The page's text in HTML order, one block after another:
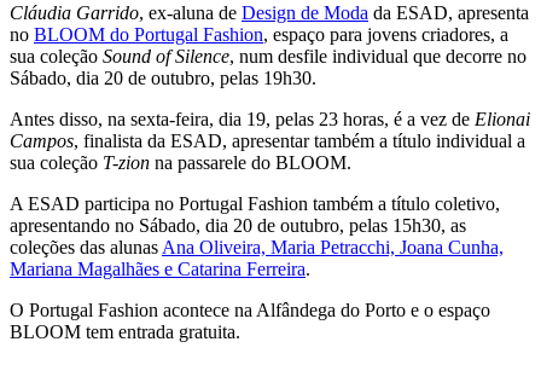
Cláudia Garrido, ex-aluna de Design de Moda da ESAD, apresenta
no BLOOM do Portugal Fashion, espaço para jovens criadores, a
sua coleção Sound of Silence, num desfile individual que decorre no
Sábado, dia 20 de outubro, pelas 19h30.
Antes disso, na sexta-feira, dia 19, pelas 23 horas, é a vez de Elionai
Campos, finalista da ESAD, apresentar também a título individual a
sua coleção T-zion na passarele do BLOOM.
A ESAD participa no Portugal Fashion também a título coletivo,
apresentando no Sábado, dia 20 de outubro, pelas 15h30, as
coleções das alunas Ana Oliveira, Maria Petracchi, Joana Cunha,
Mariana Magalhães e Catarina Ferreira.
O Portugal Fashion acontece na Alfândega do Porto e o espaço
BLOOM tem entrada gratuita.